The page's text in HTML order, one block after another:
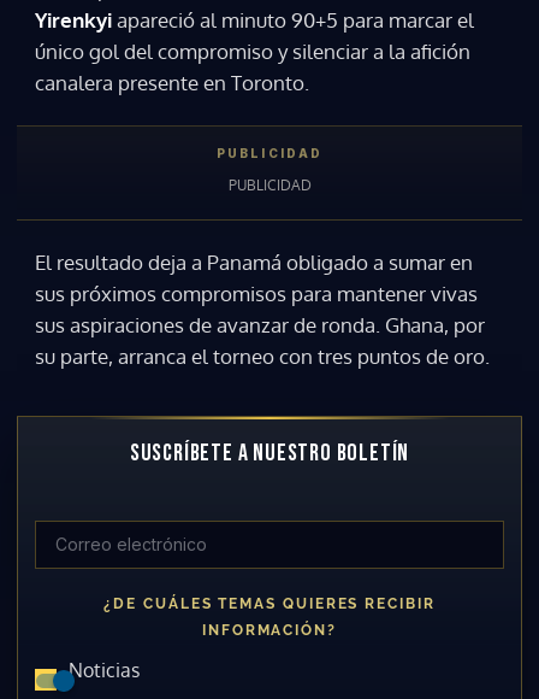
Yirenkyiapareció al minuto 90+5 para marcar el
único gol del compromiso y silenciar a la afición
canalera presente en Toronto.
El resultado deja a Panamá obligado a sumar en
sus próximos compromisos para mantener vivas
sus aspiraciones de avanzar de ronda. Ghana, por
su parte, arranca el torneo con tres puntos de oro.
SUSCRÍBETE A NUESTRO BOLETÍN
¿DE CUÁLES TEMAS QUIERES RECIBIR
INFORMACIÓN?
Noticias